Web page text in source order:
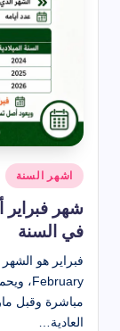
نُشر
في
اشهر السنة
شهر فبراير
في السنة
فبراير هو الشهر
العادية…